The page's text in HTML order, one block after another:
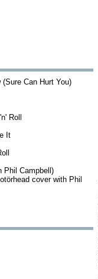
Can Hurt You)
Roll
It
Phil Campbell)
cover with Phil